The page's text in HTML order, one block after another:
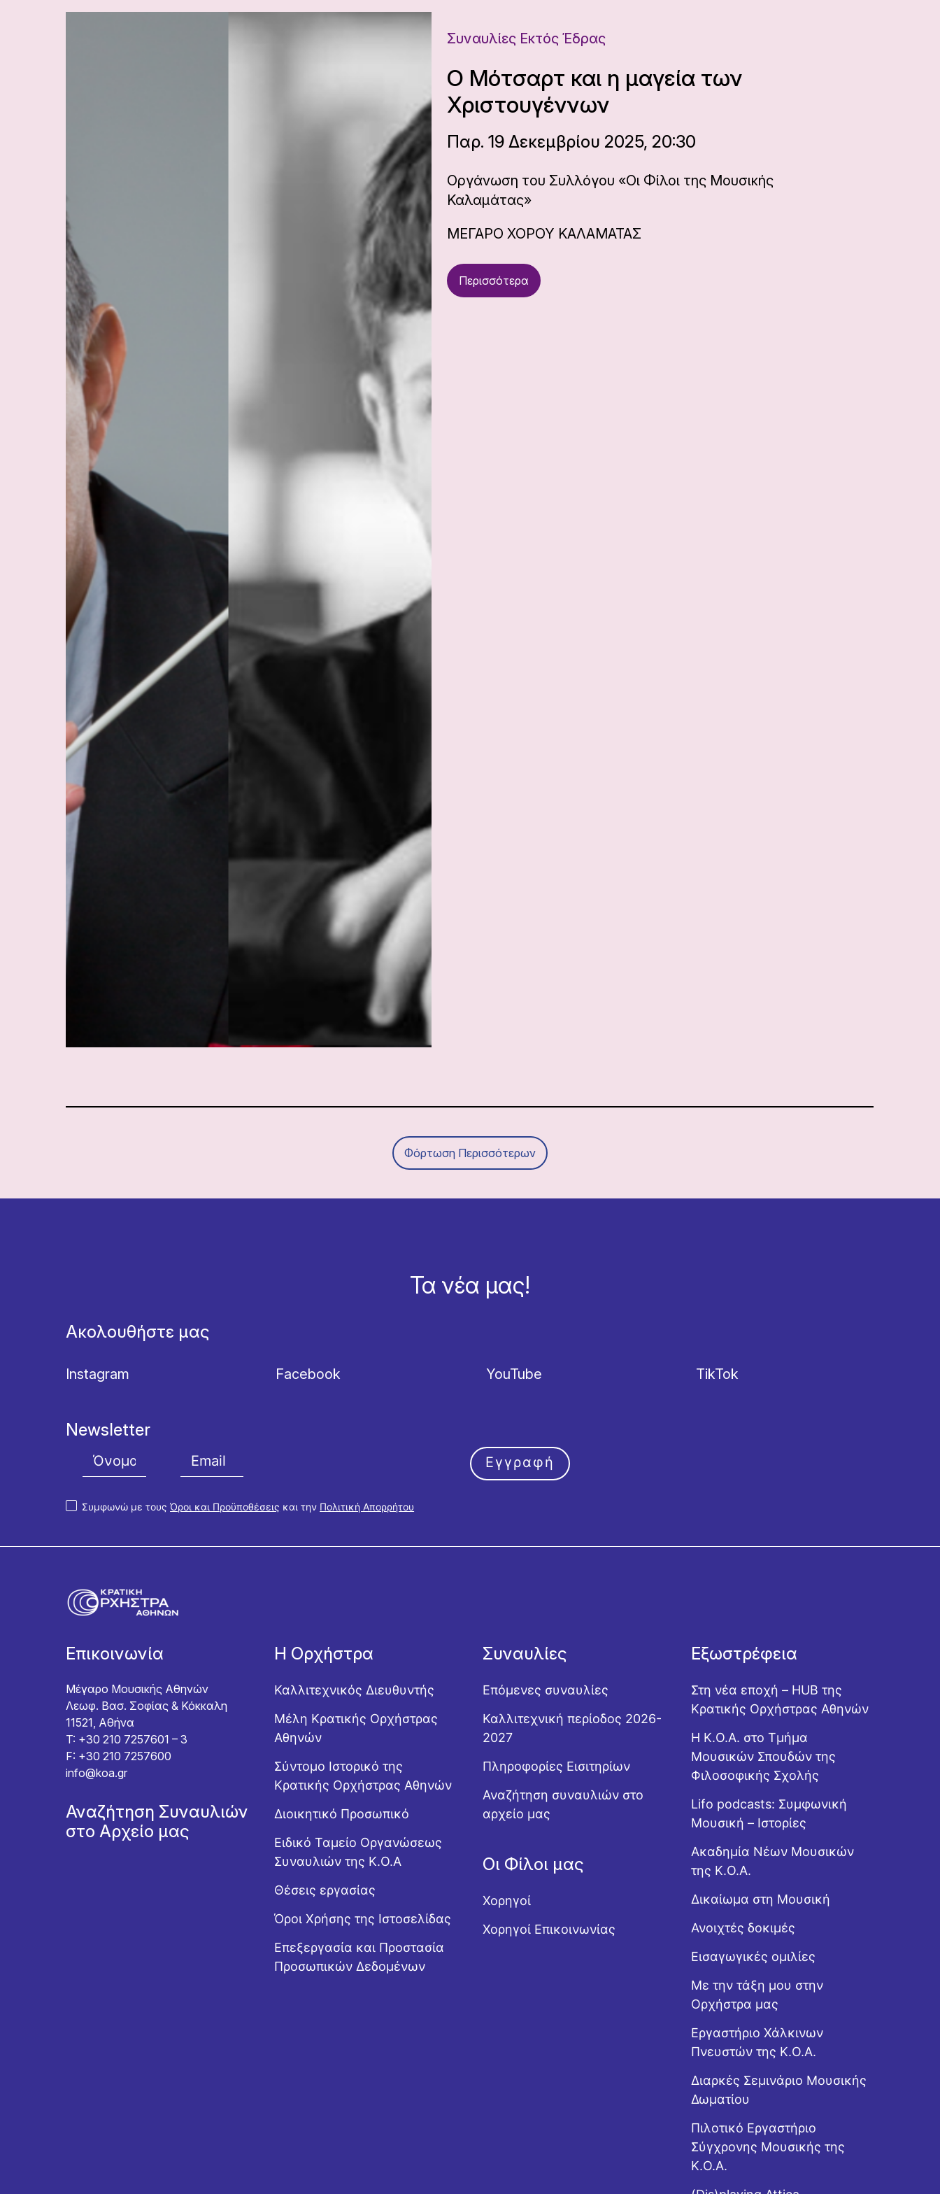
Συναυλίες Εκτός Έδρας
Ο Μότσαρτ και η μαγεία των
Χριστουγέννων
Παρ. 19 Δεκεμβρίου 2025, 20:30
Οργάνωση του Συλλόγου «Οι Φίλοι της Μουσικής
Καλαμάτας»
ΜΕΓΑΡΟ ΧΟΡΟΥ ΚΑΛΑΜΑΤΑΣ
Περισσότερα
Φόρτωση Περισσότερων
Τα νέα μας!
Ακολουθήστε μας
Instagram Facebook YouTube TikTok
Newsletter
Συμφωνώ με τουςΌροι και Προϋποθέσεις και την Πολιτική Απορρήτου
Εγγραφή
Επικοινωνία
Μέγαρο Μουσικής Αθηνών
Λεωφ. Βασ. Σοφίας & Κόκκαλη
11521, Αθήνα
T: +30 210 7257601 – 3
F: +30 210 7257600
info@koa.gr
Αναζήτηση Συναυλιών
στο Αρχείο μας
Η Ορχήστρα
Καλλιτεχνικός Διευθυντής
Μέλη Κρατικής Ορχήστρας
Αθηνών
Σύντομο Ιστορικό της
Κρατικής Ορχήστρας Αθηνών
Διοικητικό Προσωπικό
Ειδικό Ταμείο Οργανώσεως
Συναυλιών της Κ.Ο.Α
Θέσεις εργασίας
Όροι Χρήσης της Ιστοσελίδας
Επεξεργασία και Προστασία
Προσωπικών Δεδομένων
Συναυλίες
Επόμενες συναυλίες
Καλλιτεχνική περίοδος 2026-
2027
Πληροφορίες Εισιτηρίων
Αναζήτηση συναυλιών στο
αρχείο μας
Οι Φίλοι μας
Χορηγοί
Χορηγοί Επικοινωνίας
Εξωστρέφεια
Στη νέα εποχή – HUB της
Κρατικής Ορχήστρας Αθηνών
Η Κ.Ο.Α. στο Τμήμα
Μουσικών Σπουδών της
Φιλοσοφικής Σχολής
Lifo podcasts: Συμφωνική
Μουσική – Ιστορίες
Ακαδημία Νέων Μουσικών
της Κ.Ο.Α.
Δικαίωμα στη Μουσική
Ανοιχτές δοκιμές
Εισαγωγικές ομιλίες
Με την τάξη μου στην
Ορχήστρα μας
Εργαστήριo Χάλκινων
Πνευστών της Κ.Ο.Α.
Διαρκές Σεμινάριο Μουσικής
Δωματίου
Πιλοτικό Εργαστήριο
Σύγχρονης Μουσικής της
Κ.Ο.Α.